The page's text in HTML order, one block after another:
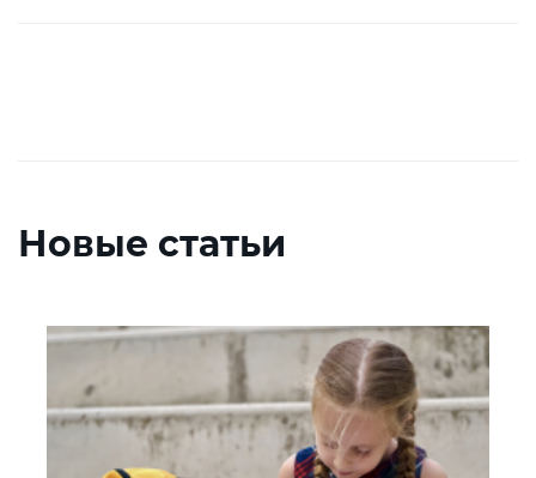
Новые статьи